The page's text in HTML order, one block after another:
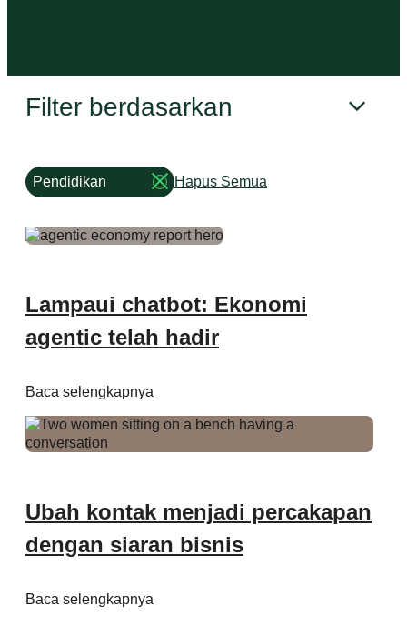
Filter berdasarkan
Pendidikan
Remove
Pendidikan
Content
filter
Hapus Semua
Lampaui chatbot: Ekonomi
agentic telah hadir
Baca selengkapnya
Ubah kontak menjadi percakapan
dengan siaran bisnis
Baca selengkapnya